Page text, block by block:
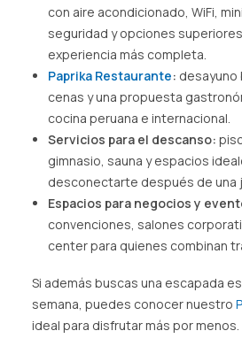
con aire acondicionado, WiFi,
seguridad y opciones
experiencia más completa.
Paprika Restaurante: desayuno
cenas y una propuesta
cocina peruana e internacional.
Servicios para el descanso:
gimnasio, sauna y espacios
desconectarte después de una
Espacios para negocios y
convenciones, salones
center para quienes combinan
Si además buscas una escapada
semana, puedes conocer nuestro
ideal para disfrutar más por menos.